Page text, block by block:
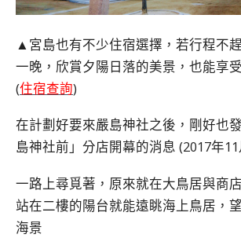
▲宮島也有不少住宿選擇，若行程不
一晚，欣賞夕陽日落的美景，也能享
(住宿查詢)
在計劃好要來嚴島神社之後，剛好也
島神社前」分店開幕的消息 (2017年
一路上尋覓著，原來就在大鳥居與商
站在二樓的陽台就能遠眺海上鳥居，
海景